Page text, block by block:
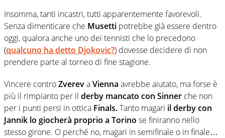
Insomma, tanti incastri, tutti apparentemente favorevoli.
Senza dimenticare che Musetti potrebbe già essere dentro
oggi, qualora anche uno dei tennisti che lo precedono
(qualcuno ha detto Djokovic?) dovesse decidere di non
prendere parte al torneo di fine stagione.
Vincere controZverevaVienna avrebbe aiutato, ma forse è
più il rimpianto per il derby mancato con Sinner che non
per i punti persi in ottica Finals.Tanto magari il derby con
Jannik lo giocherà proprio a Torino se finiranno nello
stesso girone. O perché no, magari in semifinale o in finale…